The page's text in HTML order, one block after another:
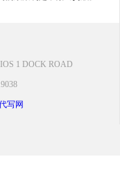
1 DOCK ROAD
写网